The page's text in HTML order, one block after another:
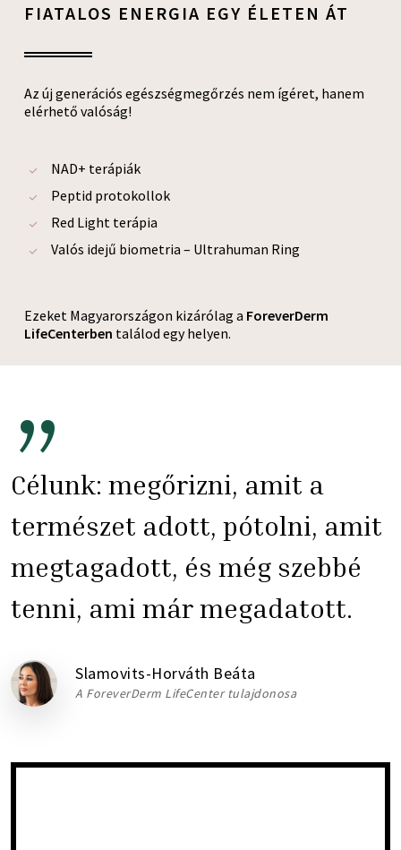
FIATALOS ENERGIA EGY ÉLETEN ÁT
Az új generációs egészségmegőrzés nem ígéret, hanem
elérhető valóság!
NAD+ terápiák
Peptid protokollok
Red Light terápia
Valós idejű biometria – Ultrahuman Ring
Ezeket Magyarországon kizárólag a ForeverDerm
LifeCenterben találod egy helyen.
”
Célunk: megőrizni, amit a
természet adott, pótolni, amit
megtagadott, és még szebbé
tenni, ami már megadatott.
Slamovits-Horváth Beáta
A ForeverDerm LifeCenter tulajdonosa